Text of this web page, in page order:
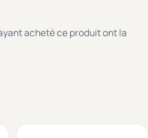
acheté ce produit ont la